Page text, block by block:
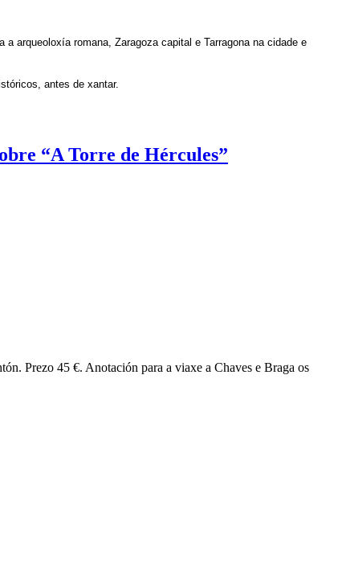
arqueoloxía romana, Zaragoza capital e Tarragona na cidade e
antes de xantar.
“A Torre de Hércules”
Prezo 45 €. Anotación para a viaxe a Chaves e Braga os